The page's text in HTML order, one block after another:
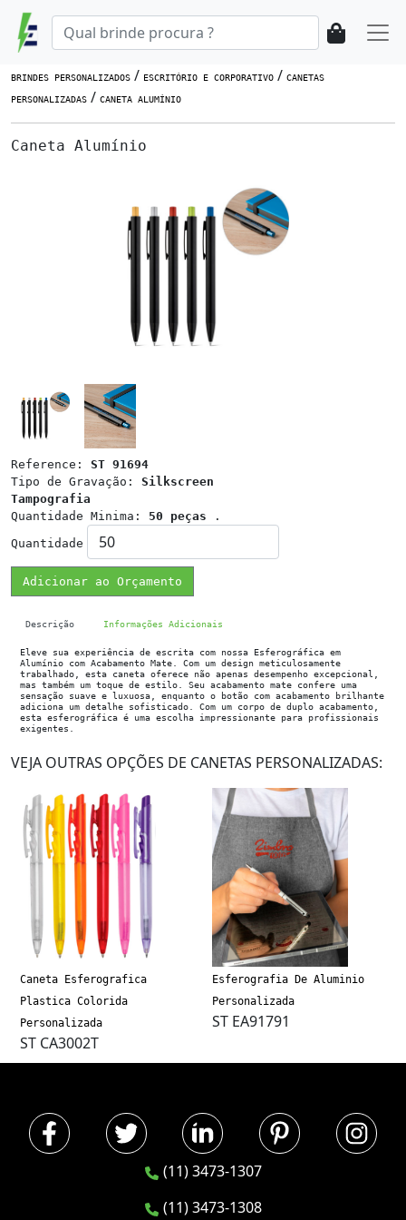
BRINDES PERSONALIZADOS / ESCRITÓRIO E CORPORATIVO / CANETAS
PERSONALIZADAS / CANETA ALUMÍNIO
Caneta Alumínio
Reference: ST 91694
Tipo de Gravação: Silkscreen
Tampografia
Quantidade Minima: 50 peças .
Quantidade
Adicionar ao Orçamento
Descrição Informações Adicionais
Eleve sua experiência de escrita com nossa Esferográfica em
Alumínio com Acabamento Mate. Com um design meticulosamente
trabalhado, esta caneta oferece não apenas desempenho excepcional,
mas também um toque de estilo. Seu acabamento mate confere uma
sensação suave e luxuosa, enquanto o botão com acabamento brilhante
adiciona um detalhe sofisticado. Com um corpo de duplo acabamento,
esta esferográfica é uma escolha impressionante para profissionais
exigentes.
VEJA OUTRAS OPÇÕES DE CANETAS PERSONALIZADAS:
Caneta Esferografica
Plastica Colorida
Personalizada
ST CA3002T
Esferografia De Aluminio
Personalizada
ST EA91791
(11) 3473-1307
(11) 3473-1308